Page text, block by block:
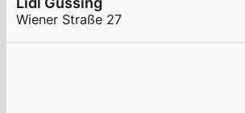
Wiener Straße 27